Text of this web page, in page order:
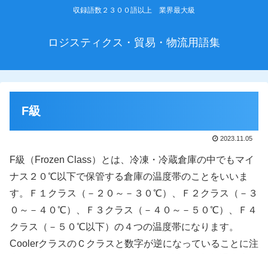
収録語数２３００語以上 業界最大級
ロジスティクス・貿易・物流用語集
F級
2023.11.05
F級（Frozen Class）とは、冷凍・冷蔵倉庫の中でもマイ
ナス２０℃以下で保管する倉庫の温度帯のことをいいま
す。Ｆ１クラス（－２０～－３０℃）、Ｆ２クラス（－３
０～－４０℃）、Ｆ３クラス（－４０～－５０℃）、Ｆ４
クラス（－５０℃以下）の４つの温度帯になります。
CoolerクラスのＣクラスと数字が逆になっていることに注